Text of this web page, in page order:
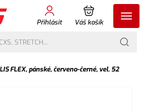
Přihlásit Váš košík
FLEX, pánské, červeno-černé, vel. 52